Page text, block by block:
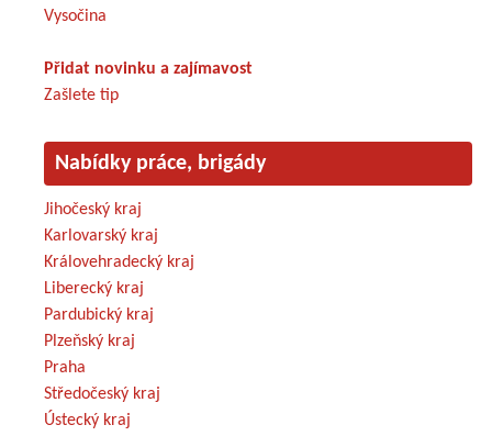
Vysočina
Přidat novinku a zajímavost
Zašlete tip
Nabídky práce, brigády
Jihočeský kraj
Karlovarský kraj
Královehradecký kraj
Liberecký kraj
Pardubický kraj
Plzeňský kraj
Praha
Středočeský kraj
Ústecký kraj